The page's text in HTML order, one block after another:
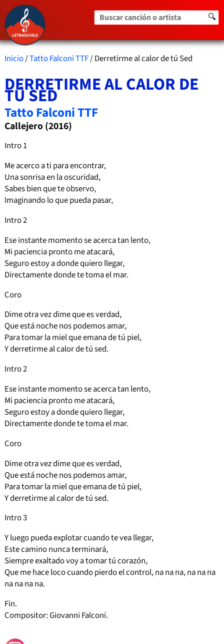
Buscar canción o artista 🔍
Inicio/Tatto Falconi TTF/ Derretirme al calor de tú Sed
DERRETIRME AL CALOR DE
TÚ SED
Tatto Falconi TTF
Callejero (2016)
Intro 1
Me acerco a ti para encontrar,
Una sonrisa en la oscuridad,
Sabes bien que te observo,
Imaginando lo que pueda pasar,
Intro 2
Ese instante momento se acerca tan lento,
Mi paciencia pronto me atacará,
Seguro estoy a donde quiero llegar,
Directamente donde te toma el mar.
Coro
Dime otra vez dime que es verdad,
Que está noche nos podemos amar,
Para tomar la miel que emana de tú piel,
Y derretirme al calor de tú sed.
Intro 2
Ese instante momento se acerca tan lento,
Mi paciencia pronto me atacará,
Seguro estoy a donde quiero llegar,
Directamente donde te toma el mar.
Coro
Dime otra vez dime que es verdad,
Que está noche nos podemos amar,
Para tomar la miel que emana de tú piel,
Y derretirme al calor de tú sed.
Intro 3
Y luego pueda explotar cuando te vea llegar,
Este camino nunca terminará,
Siempre exaltado voy a tomar tú corazón,
Que me hace loco cuando pierdo el control, na na na, na na na
na na na na.
Fin.
Compositor: Giovanni Falconi.